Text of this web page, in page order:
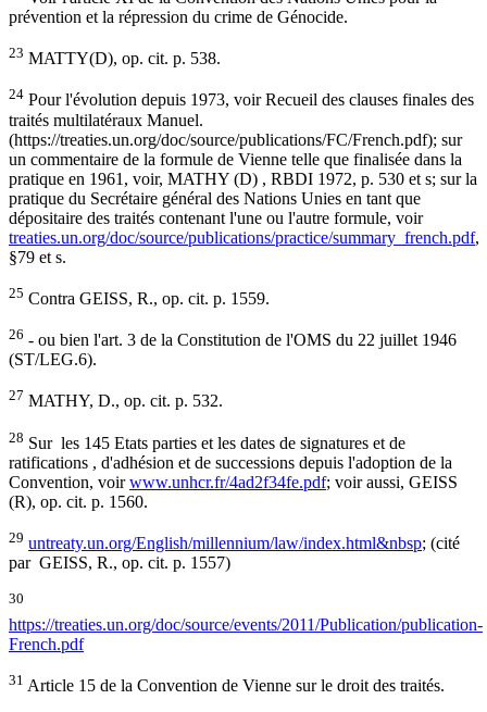
prévention et la répression du crime de Génocide.
23 MATTY(D), op. cit. p. 538.
24 Pour l'évolution depuis 1973, voir Recueil des clauses finales des
traités multilatéraux Manuel.
(https://treaties.un.org/doc/source/publications/FC/French.pdf); sur
un commentaire de la formule de Vienne telle que finalisée dans la
pratique en 1961, voir, MATHY (D) , RBDI 1972, p. 530 et s; sur la
pratique du Secrétaire général des Nations Unies en tant que
dépositaire des traités contenant l'une ou l'autre formule, voir
treaties.un.org/doc/source/publications/practice/summary_french.pdf,
§79 et s.
25 Contra GEISS, R., op. cit. p. 1559.
26 - ou bien l'art. 3 de la Constitution de l'OMS du 22 juillet 1946
(ST/LEG.6).
27 MATHY, D., op. cit. p. 532.
28 Sur les 145 Etats parties et les dates de signatures et de
ratifications , d'adhésion et de successions depuis l'adoption de la
Convention, voirwww.unhcr.fr/4ad2f34fe.pdf; voir aussi, GEISS
(R), op. cit. p. 1560.
29 untreaty.un.org/English/millennium/law/index.html&nbsp; (cité
par GEISS, R., op. cit. p. 1557)
30
https://treaties.un.org/doc/source/events/2011/Publication/publication-
French.pdf
31 Article 15 de la Convention de Vienne sur le droit des traités.